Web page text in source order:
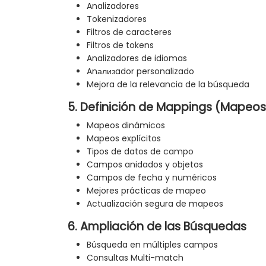
Analizadores
Tokenizadores
Filtros de caracteres
Filtros de tokens
Analizadores de idiomas
Anализador personalizado
Mejora de la relevancia de la búsqueda
5. Definición de Mappings
Mapeos dinámicos
Mapeos explícitos
Tipos de datos de campo
Campos anidados y objetos
Campos de fecha y numéricos
Mejores prácticas de mapeo
Actualización segura de mapeos
6. Ampliación de las Búsquedas
Búsqueda en múltiples campos
Consultas Multi-match